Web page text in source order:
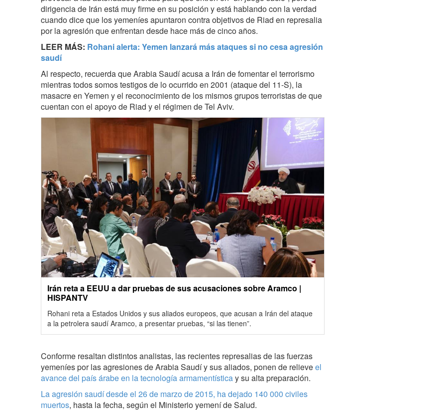
dirigencia de Irán está muy firme en su posición y está hablando con la verdad
cuando dice que los yemeníes apuntaron contra objetivos de Riad en represalia
por la agresión que enfrentan desde hace más de cinco años.
LEER MÁS: Rohani alerta: Yemen lanzará más ataques si no cesa agresión
saudí
Al respecto, recuerda que Arabia Saudí acusa a Irán de fomentar el terrorismo
mientras todos somos testigos de lo ocurrido en 2001 (ataque del 11-S), la
masacre en Yemen y el reconocimiento de los mismos grupos terroristas de que
cuentan con el apoyo de Riad y el régimen de Tel Aviv.
Irán reta a EEUU a dar pruebas de sus acusaciones sobre Aramco |
HISPANTV
Rohani reta a Estados Unidos y sus aliados europeos, que acusan a Irán del ataque
a la petrolera saudí Aramco, a presentar pruebas, “si las tienen”.
Conforme resaltan distintos analistas, las recientes represalias de las fuerzas
yemeníes por las agresiones de Arabia Saudí y sus aliados, ponen de relieveel
avance del país árabe en la tecnología armamentísticay su alta preparación.
La agresión saudí desde el 26 de marzo de 2015, ha dejado 140 000 civiles
muertos, hasta la fecha, según el Ministerio yemení de Salud.